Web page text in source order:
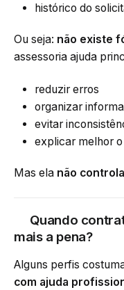
histórico do
Ou seja: não existe
assessoria ajuda
reduzir erros
organizar
evitar
explicar melhor
Mas ela não
Quando
mais a pena?
Alguns perfis
com ajuda